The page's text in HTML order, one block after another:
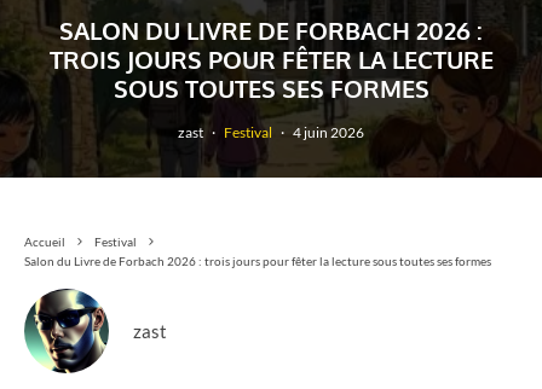
SALON DU LIVRE DE FORBACH 2026 :
TROIS JOURS POUR FÊTER LA LECTURE
SOUS TOUTES SES FORMES
zast · Festival · 4 juin 2026
Accueil
Festival
Salon du Livre de Forbach 2026 : trois jours pour fêter la lecture sous toutes ses formes
zast